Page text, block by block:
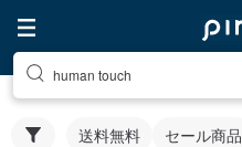
human touch
送料無料 セール商品